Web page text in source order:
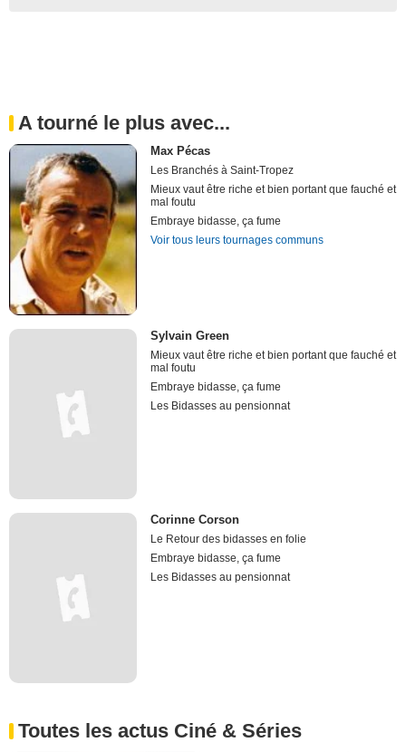
A tourné le plus avec...
Max Pécas
Les Branchés à Saint-Tropez
Mieux vaut être riche et bien portant que fauché et
mal foutu
Embraye bidasse, ça fume
Voir tous leurs tournages communs
Sylvain Green
Mieux vaut être riche et bien portant que fauché et
mal foutu
Embraye bidasse, ça fume
Les Bidasses au pensionnat
Corinne Corson
Le Retour des bidasses en folie
Embraye bidasse, ça fume
Les Bidasses au pensionnat
Toutes les actus Ciné & Séries